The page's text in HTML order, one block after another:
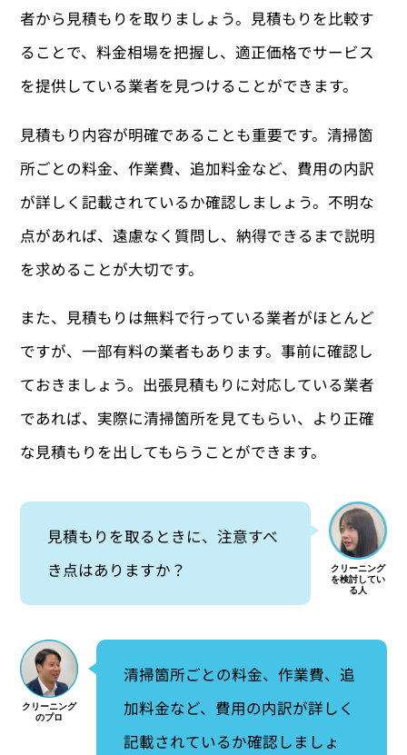
者から見積もりを取りましょう。見積もりを比較す
ることで、料金相場を把握し、適正価格でサービス
を提供している業者を見つけることができます。
見積もり内容が明確であることも重要です。清掃箇
所ごとの料金、作業費、追加料金など、費用の内訳
が詳しく記載されているか確認しましょう。不明な
点があれば、遠慮なく質問し、納得できるまで説明
を求めることが大切です。
また、見積もりは無料で行っている業者がほとんど
ですが、一部有料の業者もあります。事前に確認し
ておきましょう。出張見積もりに対応している業者
であれば、実際に清掃箇所を見てもらい、より正確
な見積もりを出してもらうことができます。
見積もりを取るときに、注意すべ
き点はありますか？
清掃箇所ごとの料金、作業費、追
加料金など、費用の内訳が詳しく
記載されているか確認しましょ